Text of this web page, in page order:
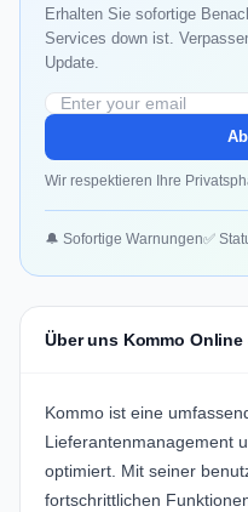
Erhalten Sie sofortige
Services down ist.
Update.
Wir respektieren Ihre
🔔 Sofortige Warnungen✅
Über uns Kommo Online
Kommo ist eine
Lieferantenmanagement
optimiert. Mit seiner
fortschrittlichen